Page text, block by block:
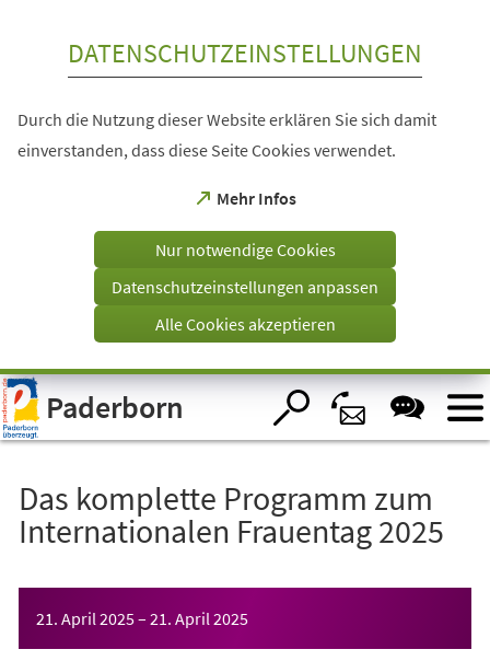
Visuelle
Assistenzsoftware
öffnen.
DATENSCHUTZEINSTELLUNGEN
Durch die Nutzung dieser Website erklären Sie sich damit
einverstanden, dass diese Seite Cookies verwendet.
Mehr Infos
(Öffnet
einem
Tab)
Nur notwendige Cookies
Datenschutzeinstellungen anpassen
Alle Cookies akzeptieren
Paderborn
Das komplette Programm zum
Internationalen Frauentag 2025
21. April 2025– 21. April 2025